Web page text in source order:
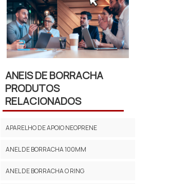
ANEIS DE BORRACHA
PRODUTOS
RELACIONADOS
APARELHO DE APOIO NEOPRENE
ANEL DE BORRACHA 100MM
ANEL DE BORRACHA O RING